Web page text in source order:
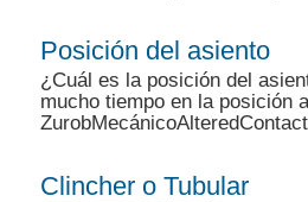
Posición del asiento
¿Cuál es la posición del
mucho tiempo en la posición
Clincher o Tubular